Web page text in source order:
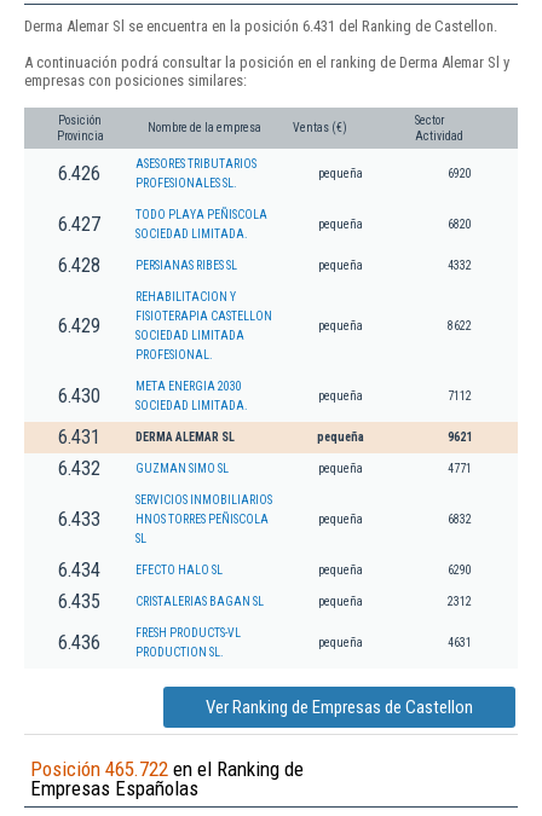
Derma Alemar Sl se encuentra en la posición 6.431 del Ranking de Castellon.
A continuación podrá consultar la posición en el ranking de Derma Alemar Sl y
empresas con posiciones similares:
Posición
Provincia
Nombre de la empresa Ventas (€)
Sector
Actividad
6.426
ASESORES TRIBUTARIOS
PROFESIONALES SL.
pequeña 6920
6.427
TODO PLAYA PEÑISCOLA
SOCIEDAD LIMITADA.
pequeña 6820
6.428 PERSIANAS RIBES SL pequeña 4332
6.429
REHABILITACION Y
FISIOTERAPIA CASTELLON
SOCIEDAD LIMITADA
PROFESIONAL.
pequeña 8622
6.430
META ENERGIA 2030
SOCIEDAD LIMITADA.
pequeña 7112
6.431 DERMA ALEMAR SL pequeña 9621
6.432 GUZMAN SIMO SL pequeña 4771
6.433
SERVICIOS INMOBILIARIOS
HNOS TORRES PEÑISCOLA
SL
pequeña 6832
6.434 EFECTO HALO SL pequeña 6290
6.435 CRISTALERIAS BAGAN SL pequeña 2312
6.436
FRESH PRODUCTS-VL
PRODUCTION SL.
pequeña 4631
Ver Ranking de Empresas de Castellon
Posición 465.722 en el Ranking de
Empresas Españolas